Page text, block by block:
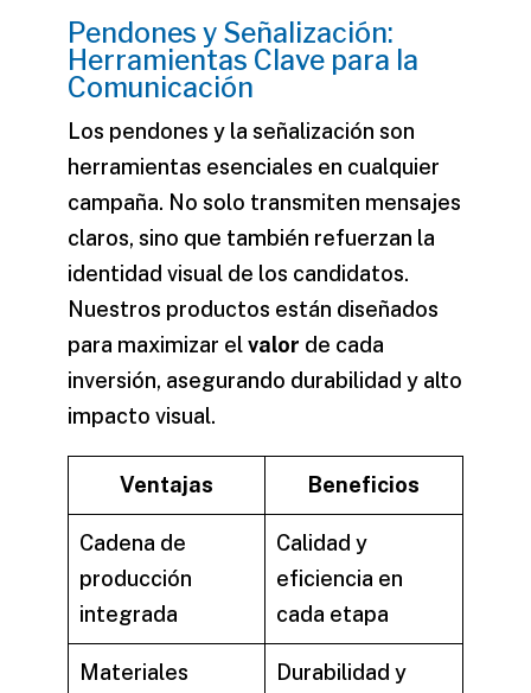
Pendones y Señalización:
Herramientas Clave para la
Comunicación
Los pendones y la señalización son
herramientas esenciales en cualquier
campaña. No solo transmiten mensajes
claros, sino que también refuerzan la
identidad visual de los candidatos.
Nuestros productos están diseñados
para maximizar elvalor de cada
inversión, asegurando durabilidad y alto
impacto visual.
Ventajas Beneficios
Cadena de
producción
integrada
Calidad y
eficiencia en
cada etapa
Materiales
Durabilidad y